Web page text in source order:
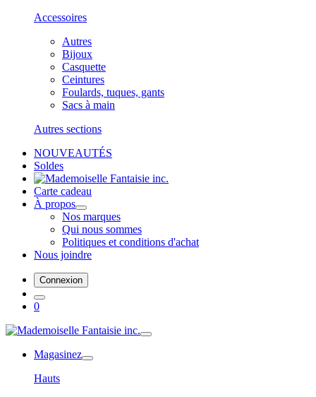
Accessoires
Autres
Bijoux
Casquette
Ceintures
Foulards, tuques, gants
Sacs à main
Autres sections
NOUVEAUTÉS
Soldes
Carte cadeau
À propos
Nos marques
Qui nous sommes
Politiques et conditions d'achat
Nous joindre
Connexion
0
Magasinez
Hauts